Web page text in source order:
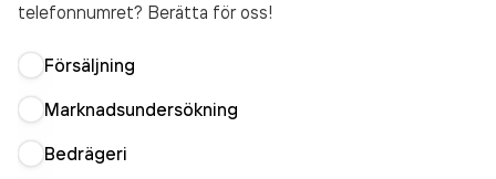
telefonnumret? Berätta för oss!
Försäljning
Marknadsundersökning
Bedrägeri